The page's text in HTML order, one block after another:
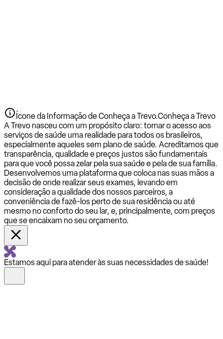
Ícone da Informação de Conheça a Trevo.Conheça a Trevo
A Trevo nasceu com um propósito claro: tornar o acesso aos
serviços de saúde uma realidade para todos os brasileiros,
especialmente aqueles sem plano de saúde. Acreditamos que
transparência, qualidade e preços justos são fundamentais
para que você possa zelar pela sua saúde e pela de sua família.
Desenvolvemos uma plataforma que coloca nas suas mãos a
decisão de onde realizar seus exames, levando em
consideração a qualidade dos nossos parceiros, a
conveniência de fazê-los perto de sua residência ou até
mesmo no conforto do seu lar, e, principalmente, com preços
que se encaixam no seu orçamento.
Estamos aqui para atender às suas necessidades de saúde!